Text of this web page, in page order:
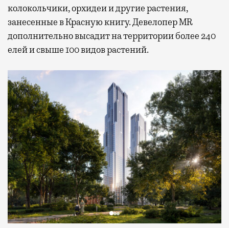
колокольчики, орхидеи и другие растения,
занесенные в Красную книгу. Девелопер MR
дополнительно высадит на территории более 240
елей и свыше 100 видов растений.